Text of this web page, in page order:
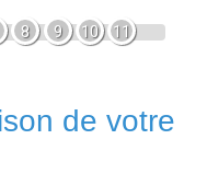
8 9 10 11
de votre